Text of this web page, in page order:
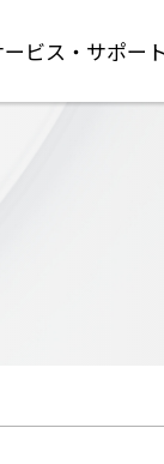
ービス・サポート